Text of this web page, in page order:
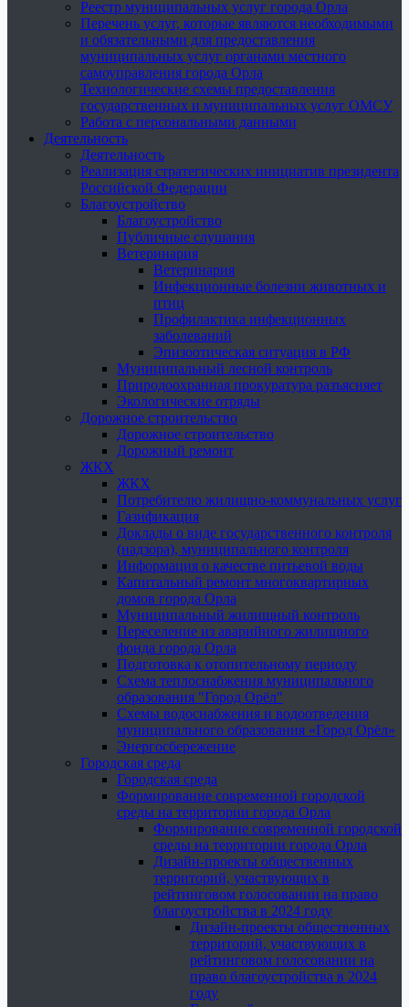
Реестр муниципальных услуг города Орла
Перечень услуг, которые являются необходимыми
и обязательными для предоставления
муниципальных услуг органами местного
самоуправления города Орла
Технологические схемы предоставления
государственных и муниципальных услуг ОМСУ
Работа с персональными данными
Деятельность
Деятельность
Реализация стратегических инициатив президента
Российской Федерации
Благоустройство
Благоустройство
Публичные слушания
Ветеринария
Ветеринария
Инфекционные болезни животных и
птиц
Профилактика инфекционных
заболеваний
Эпизоотическая ситуация в РФ
Муниципальный лесной контроль
Природоохранная прокуратура разъясняет
Экологические отряды
Дорожное строительство
Дорожное строительство
Дорожный ремонт
ЖКХ
ЖКХ
Потребителю жилищно-коммунальных услуг
Газификация
Доклады о виде государственного контроля
(надзора), муниципального контроля
Информация о качестве питьевой воды
Капитальный ремонт многоквартирных
домов города Орла
Муниципальный жилищный контроль
Переселение из аварийного жилищного
фонда города Орла
Подготовка к отопительному периоду
Схема теплоснабжения муниципального
образования "Город Орёл"
Схемы водоснабжения и водоотведения
муниципального образования «Город Орёл»
Энергосбережение
Городская среда
Городская среда
Формирование современной городской
среды на территории города Орла
Формирование современной городской
среды на территории города Орла
Дизайн-проекты общественных
территорий, участвующих в
рейтинговом голосовании на право
благоустройства в 2024 году
Дизайн-проекты общественных
территорий, участвующих в
рейтинговом голосовании на
право благоустройства в 2024
году